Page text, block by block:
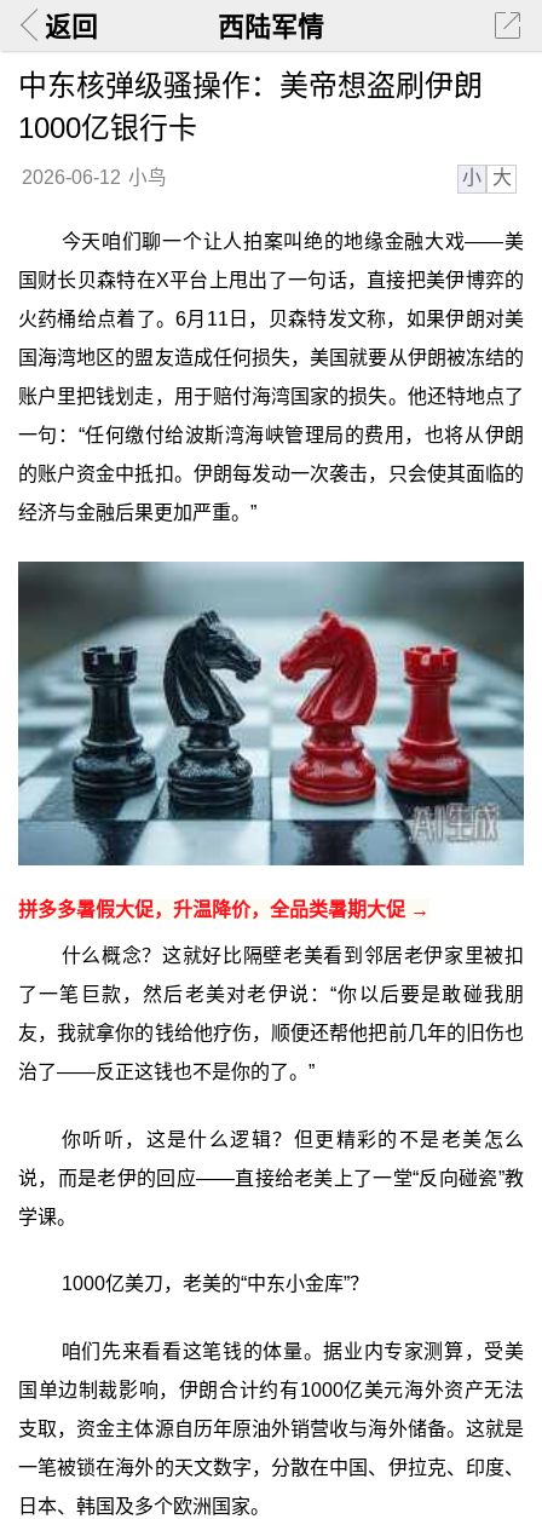
返回 西陆军情
中东核弹级骚操作：美帝想盗刷伊朗
1000亿银行卡
2026-06-12 小鸟 小 大
今天咱们聊一个让人拍案叫绝的地缘金融大戏——美
国财长贝森特在X平台上甩出了一句话，直接把美伊博弈的
火药桶给点着了。6月11日，贝森特发文称，如果伊朗对美
国海湾地区的盟友造成任何损失，美国就要从伊朗被冻结的
账户里把钱划走，用于赔付海湾国家的损失。他还特地点了
一句：“任何缴付给波斯湾海峡管理局的费用，也将从伊朗
的账户资金中抵扣。伊朗每发动一次袭击，只会使其面临的
经济与金融后果更加严重。”
拼多多暑假大促，升温降价，全品类暑期大促 →
什么概念？这就好比隔壁老美看到邻居老伊家里被扣
了一笔巨款，然后老美对老伊说：“你以后要是敢碰我朋
友，我就拿你的钱给他疗伤，顺便还帮他把前几年的旧伤也
治了——反正这钱也不是你的了。”
你听听，这是什么逻辑？但更精彩的不是老美怎么
说，而是老伊的回应——直接给老美上了一堂“反向碰瓷”教
学课。
1000亿美刀，老美的“中东小金库”？
咱们先来看看这笔钱的体量。据业内专家测算，受美
国单边制裁影响，伊朗合计约有1000亿美元海外资产无法
支取，资金主体源自历年原油外销营收与海外储备。这就是
一笔被锁在海外的天文数字，分散在中国、伊拉克、印度、
日本、韩国及多个欧洲国家。